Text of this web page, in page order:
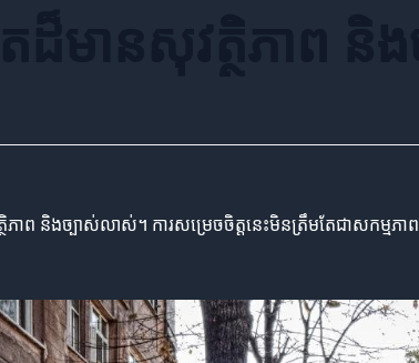
និងច្បាស់លាស់។ ការសម្រេចចិត្តនេះមិនត្រឹមតែជាសកម្មភាព